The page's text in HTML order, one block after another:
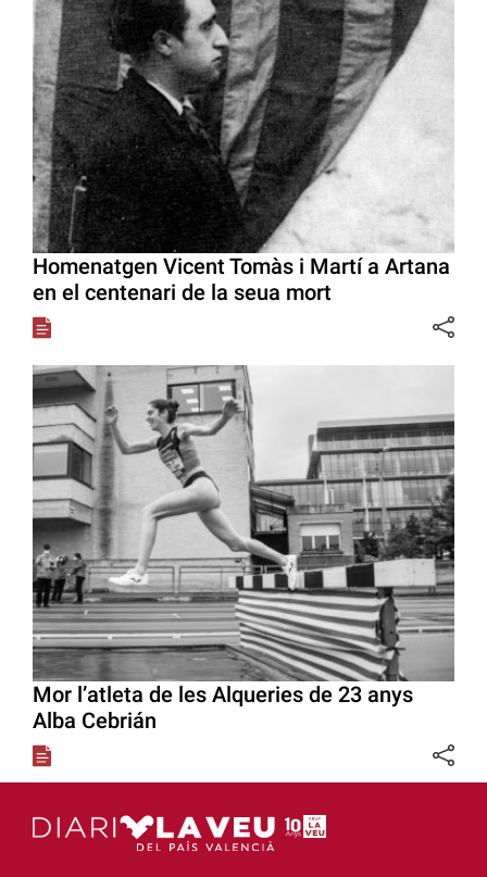
Homenatgen Vicent Tomàs i Martí a Artana
en el centenari de la seua mort
Mor l’atleta de les Alqueries de 23 anys
Alba Cebrián